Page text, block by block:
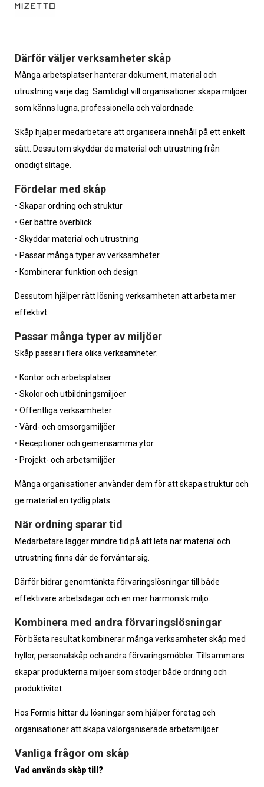
Därför väljer verksamheter skåp
Många arbetsplatser hanterar dokument, material och
utrustning varje dag. Samtidigt vill organisationer skapa miljöer
som känns lugna, professionella och välordnade.
Skåp hjälper medarbetare att organisera innehåll på ett enkelt
sätt. Dessutom skyddar de material och utrustning från
onödigt slitage.
Fördelar med skåp
• Skapar ordning och struktur
• Ger bättre överblick
• Skyddar material och utrustning
• Passar många typer av verksamheter
• Kombinerar funktion och design
Dessutom hjälper rätt lösning verksamheten att arbeta mer
effektivt.
Passar många typer av miljöer
Skåp passar i flera olika verksamheter:
• Kontor och arbetsplatser
• Skolor och utbildningsmiljöer
• Offentliga verksamheter
• Vård- och omsorgsmiljöer
• Receptioner och gemensamma ytor
• Projekt- och arbetsmiljöer
Många organisationer använder dem för att skapa struktur och
ge material en tydlig plats.
När ordning sparar tid
Medarbetare lägger mindre tid på att leta när material och
utrustning finns där de förväntar sig.
Därför bidrar genomtänkta förvaringslösningar till både
effektivare arbetsdagar och en mer harmonisk miljö.
Kombinera med andra förvaringslösningar
För bästa resultat kombinerar många verksamheter skåp med
hyllor, personalskåp och andra förvaringsmöbler. Tillsammans
skapar produkterna miljöer som stödjer både ordning och
produktivitet.
Hos Formis hittar du lösningar som hjälper företag och
organisationer att skapa välorganiserade arbetsmiljöer.
Vanliga frågor om skåp
Vad används skåp till?